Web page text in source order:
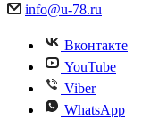
info@u-78.ru
Вконтакте
YouTube
Viber
WhatsApp